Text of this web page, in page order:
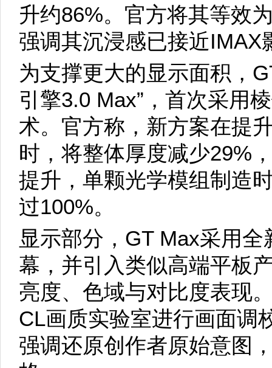
升约86%。官方将其等效
强调其沉浸感已接近IMAX
为支撑更大的显示面积，
引擎3.0 Max”，首次采用
术。官方称，新方案在提
时，将整体厚度减少29%
提升，单颗光学模组制造
过100%。
显示部分，GT Max采用
幕，并引入类似高端平板
亮度、色域与对比度表现
CL画质实验室进行画面调
强调还原创作者原始意图